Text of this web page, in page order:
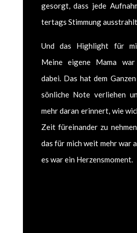
gesorgt, dass jede
tertags Stim­mung ausstrahlt.
Und das High­light für
Meine eigene Mama
dabei. Das hat dem
sön­liche Note ver­liehen
mehr daran erin­nert, wie
Zeit füreinan­der zu
das für mich weit mehr war
es war ein Herzens­mo­ment.